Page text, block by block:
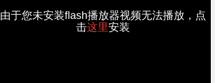
由于您未安装flash播放器视频无法播放，点
击这里安装